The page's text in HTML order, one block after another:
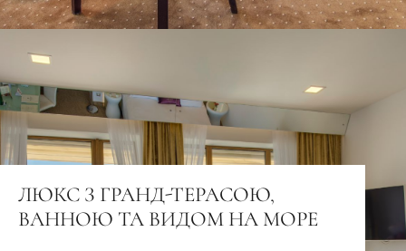
ЛЮКС З ГРАНД-ТЕРАСОЮ,
ВАННОЮ ТА ВИДОМ НА МОРЕ